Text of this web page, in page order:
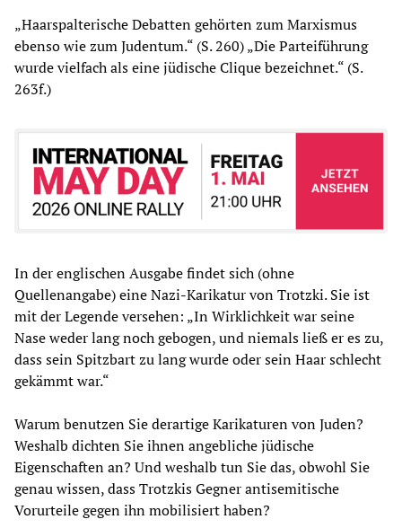
„Haarspalterische Debatten gehörten zum Marxismus
ebenso wie zum Judentum.“ (S. 260) „Die Parteiführung
wurde vielfach als eine jüdische Clique bezeichnet.“ (S.
263f.)
In der englischen Ausgabe findet sich (ohne
Quellenangabe) eine Nazi-Karikatur von Trotzki. Sie ist
mit der Legende versehen: „In Wirklichkeit war seine
Nase weder lang noch gebogen, und niemals ließ er es zu,
dass sein Spitzbart zu lang wurde oder sein Haar schlecht
gekämmt war.“
Warum benutzen Sie derartige Karikaturen von Juden?
Weshalb dichten Sie ihnen angebliche jüdische
Eigenschaften an? Und weshalb tun Sie das, obwohl Sie
genau wissen, dass Trotzkis Gegner antisemitische
Vorurteile gegen ihn mobilisiert haben?